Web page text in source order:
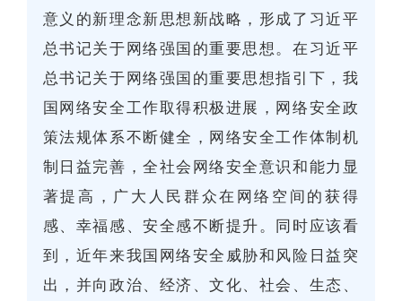
意义的新理念新思想新战略，形成了习近平
总书记关于网络强国的重要思想。在习近平
总书记关于网络强国的重要思想指引下，我
国网络安全工作取得积极进展，网络安全政
策法规体系不断健全，网络安全工作体制机
制日益完善，全社会网络安全意识和能力显
著提高，广大人民群众在网络空间的获得
感、幸福感、安全感不断提升。同时应该看
到，近年来我国网络安全威胁和风险日益突
出，并向政治、经济、文化、社会、生态、